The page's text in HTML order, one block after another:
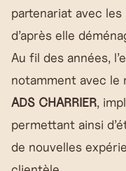
partenariat avec les
d’après elle
Au fil des années,
notamment avec
ADS CHARRIER,
permettant ainsi
de nouvelles